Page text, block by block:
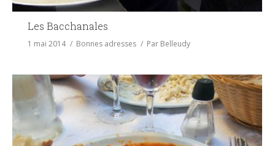
Les Bacchanales
1 mai 2014 Bonnes adresses Par Belleudy